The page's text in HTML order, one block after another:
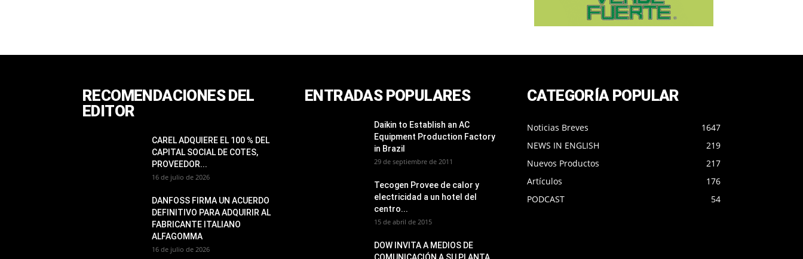
RECOMENDACIONES DEL
EDITOR
CAREL ADQUIERE EL 100 % DEL
CAPITAL SOCIAL DE COTES,
PROVEEDOR...
16 de julio de 2026
DANFOSS FIRMA UN ACUERDO
DEFINITIVO PARA ADQUIRIR AL
FABRICANTE ITALIANO
ALFAGOMMA
16 de julio de 2026
ENTRADAS POPULARES
Daikin to Establish an AC
Equipment Production Factory
in Brazil
29 de septiembre de 2011
Tecogen Provee de calor y
electricidad a un hotel del
centro...
15 de abril de 2015
DOW INVITA A MEDIOS DE
CATEGORÍA POPULAR
Noticias Breves
1647
NEWS IN ENGLISH
219
Nuevos Productos
217
Artículos
176
PODCAST
54